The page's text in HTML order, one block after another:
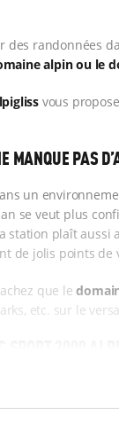
randonnées
alpin ou le
vous
MANQUE PAS
un
se veut plus
station plaît aussi
de jolis points de
que le
etc. sur le